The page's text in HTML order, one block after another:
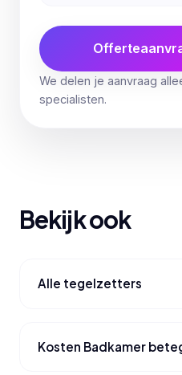
We delen je aanvraag
specialisten.
Bekijk ook
Alle tegelzetters
Kosten Badkamer